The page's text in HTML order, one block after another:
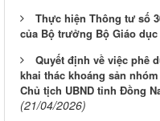
Thực hiện Thông tư số
của Bộ trưởng Bộ Giáo
Quyết định về việc phê
khai thác khoáng sản
Chủ tịch UBND tỉnh Đồng
(21/04/2026)